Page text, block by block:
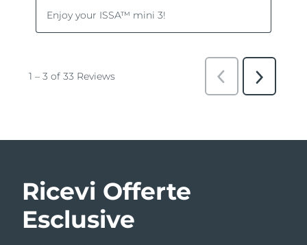
Ricevi Offerte
Esclusive